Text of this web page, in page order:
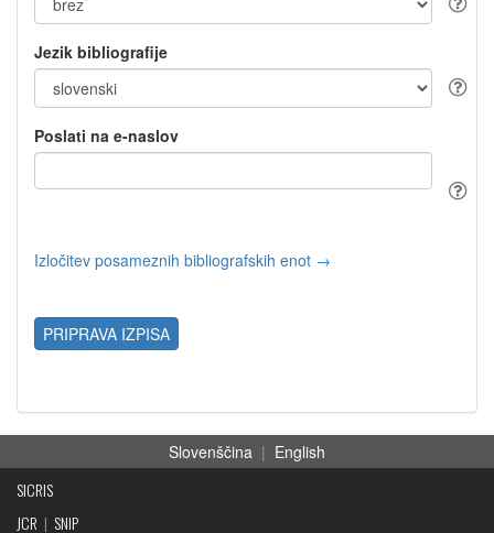
Jezik bibliografije
Poslati na e-naslov
Izločitev posameznih bibliografskih enot →
PRIPRAVA IZPISA
Slovenščina | English
SICRIS
JCR | SNIP